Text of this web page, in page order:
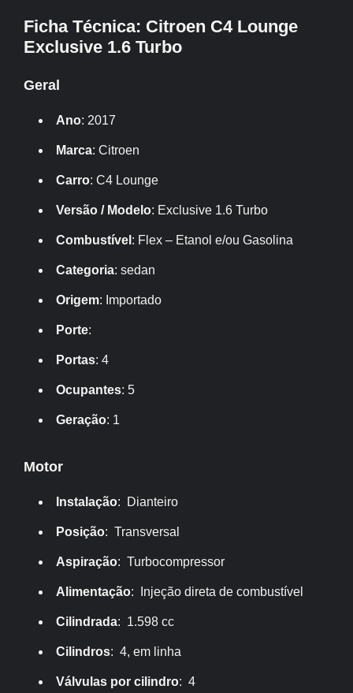
Ficha Técnica: Citroen C4 Lounge
Exclusive 1.6 Turbo
Geral
Ano: 2017
Marca: Citroen
Carro: C4 Lounge
Versão / Modelo: Exclusive 1.6 Turbo
Combustível : Flex – Etanol e/ou Gasolina
Categoria: sedan
Origem: Importado
Porte:
Portas: 4
Ocupantes: 5
Geração: 1
Motor
Instalação: Dianteiro
Posição: Transversal
Aspiração: Turbocompressor
Alimentação: Injeção direta de combustível
Cilindrada: 1.598 cc
Cilindros: 4, em linha
Válvulas por cilindro: 4